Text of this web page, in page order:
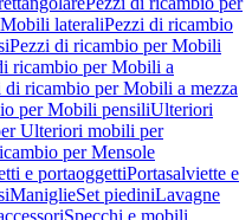
Mobili lateraliPezzi di ricambio
Pezzi di ricambio per Mobili
ricambio per Mobili a
di ricambio per Mobili a mezza
per Mobili pensiliUlteriori
Ulteriori mobili per
per Mensole
e portaoggettiPortasalviette e
ManiglieSet piediniLavagne
Specchi e mobili